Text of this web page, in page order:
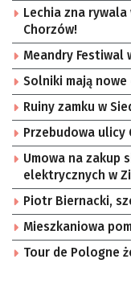
Lechia zna rywala
Chorzów!
Meandry Festiwal
Solniki mają nowe
Ruiny zamku w
Przebudowa ulicy
Umowa na zakup
elektrycznych w
Piotr Biernacki,
Mieszkaniowa
Tour de Pologne